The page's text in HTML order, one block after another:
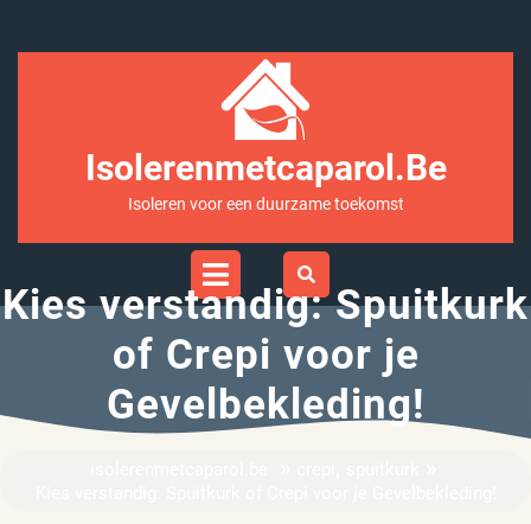
Isolerenmetcaparol.be
Isoleren voor een duurzame toekomst
Open
Kies verstandig: Spuitkurk
of Crepi voor je
Gevelbekleding!